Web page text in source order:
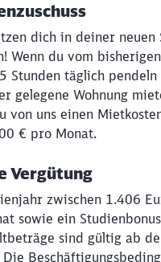
dich in deiner neuen
Wenn du vom
Stunden täglich pendeln
gelegene Wohnung
von uns einen
€ pro Monat.
Vergütung
zwischen 1.406
sowie ein
sind gültig ab